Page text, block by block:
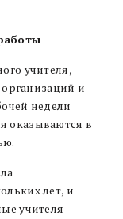
учителя,
и
недели
оказываются в
лет, и
учителя